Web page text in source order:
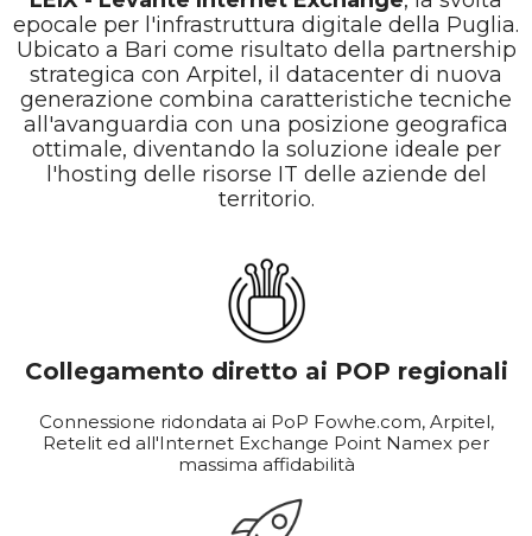
epocale per l'infrastruttura digitale della Puglia.
Ubicato a Bari come risultato della partnership
strategica con Arpitel, il datacenter di nuova
generazione combina caratteristiche tecniche
all'avanguardia con una posizione geografica
ottimale, diventando la soluzione ideale per
l'hosting delle risorse IT delle aziende del
territorio.
Collegamento diretto ai POP regionali
Connessione ridondata ai PoP Fowhe.com, Arpitel,
Retelit ed all'Internet Exchange Point Namex per
massima affidabilità